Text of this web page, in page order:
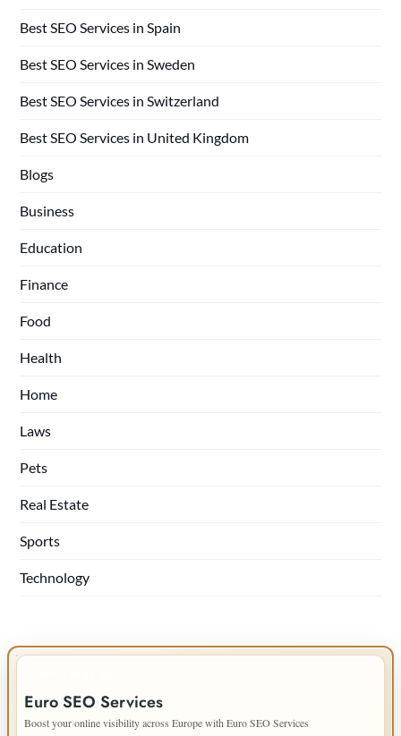
Best SEO Services in Spain
Best SEO Services in Sweden
Best SEO Services in Switzerland
Best SEO Services in United Kingdom
Blogs
Business
Education
Finance
Food
Health
Home
Laws
Pets
Real Estate
Sports
Technology
Euro SEO Services
Boost your online visibility across Europe with Euro SEO Services